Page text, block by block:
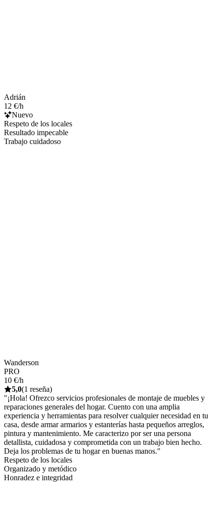
Adrián
12 €/h
Nuevo
Respeto de los locales
Resultado impecable
Trabajo cuidadoso
Wanderson
PRO
10 €/h
5,0(1 reseña)
"¡Hola! Ofrezco servicios profesionales de montaje de muebles y
reparaciones generales del hogar. Cuento con una amplia
experiencia y herramientas para resolver cualquier necesidad en tu
casa, desde armar armarios y estanterías hasta pequeños arreglos,
pintura y mantenimiento. Me caracterizo por ser una persona
detallista, cuidadosa y comprometida con un trabajo bien hecho.
Deja los problemas de tu hogar en buenas manos."
Respeto de los locales
Organizado y metódico
Honradez e integridad